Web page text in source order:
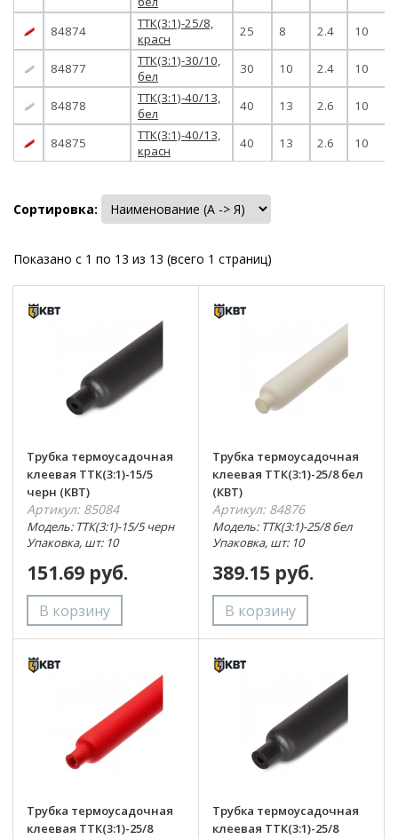
84874
ТТК(3:1)-25/8,
красн
25 8 2.4 10
84877
ТТК(3:1)-30/10,
бел
30 10 2.4 10
84878
ТТК(3:1)-40/13,
бел
40 13 2.6 10
84875
ТТК(3:1)-40/13,
красн
40 13 2.6 10
Сортировка:
Показано с 1 по 13 из 13 (всего 1 страниц)
Трубка термоусадочная
клеевая ТТК(3:1)-15/5
черн (КВТ)
Артикул: 85084
Модель: ТТК(3:1)-15/5 черн
Упаковка, шт: 10
151.69 руб.
Трубка термоусадочная
клеевая ТТК(3:1)-25/8 бел
(КВТ)
Артикул: 84876
Модель: ТТК(3:1)-25/8 бел
Упаковка, шт: 10
389.15 руб.
Трубка термоусадочная
клеевая ТТК(3:1)-25/8
Трубка термоусадочная
клеевая ТТК(3:1)-25/8